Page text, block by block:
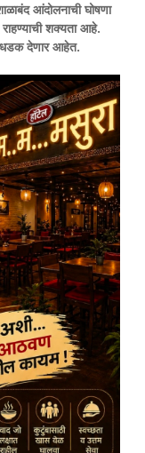
आंदोलनाची घोषणा
शक्यता आहे.
धडक देणार आहेत.